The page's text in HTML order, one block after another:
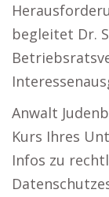
begleitet Dr.
Anwalt
Kurs Ihres
Infos zu